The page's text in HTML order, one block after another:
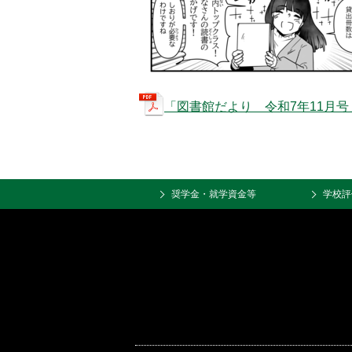
「図書館だより 令和7年11月
奨学金・就学資金等 学校